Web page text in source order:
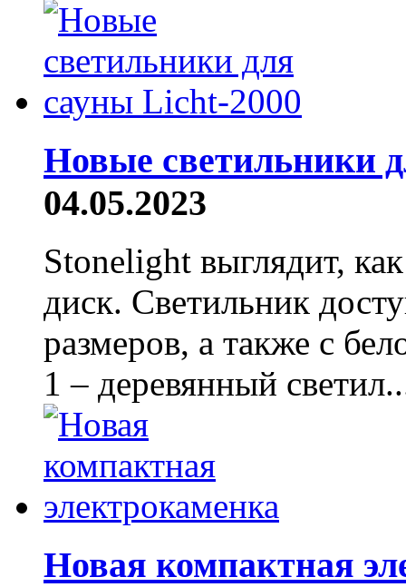
Новые светильники
04.05.2023
Stonelight выглядит,
диск. Светильник
размеров, а также с
1 – деревянный
Новая компактная